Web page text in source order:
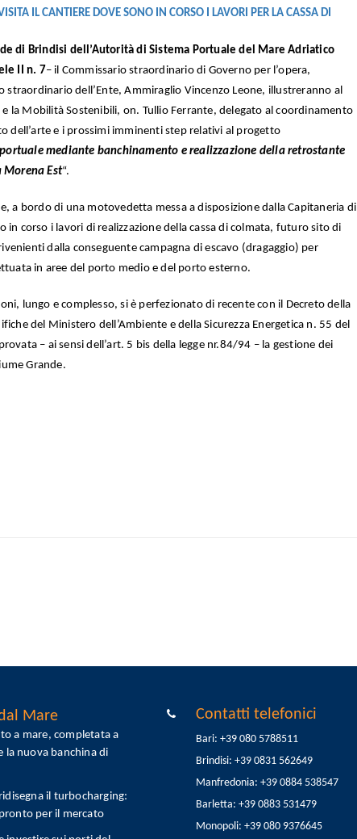
IL CANTIERE DOVE SONO IN CORSO I LAVORI PER LA CASSA DI
di Brindisi dell’Autorità di Sistema Portuale del Mare Adriatico
II n. 7– il Commissario straordinario di Governo per l’opera,
straordinario dell’Ente, Ammiraglio Vincenzo Leone, illustreranno al
la Mobilità Sostenibili, on. Tullio Ferrante, delegato al coordinamento
dell’arte e i prossimi imminenti step relativi al progetto
mediante banchinamento e realizzazione della retrostante
Est“.
a bordo di una motovedetta messa a disposizione dalla Capitaneria di
in corso i lavori di realizzazione della cassa di colmata, futuro sito di
dalla conseguente campagna di escavo (dragaggio) per
in aree del porto medio e del porto esterno.
lungo e complesso, si è perfezionato di recente con il Decreto della
del Ministero dell’Ambiente e della Sicurezza Energetica n. 55 del
– ai sensi dell’art. 5 bis della legge nr.84/94 – la gestione dei
Grande.
Mare
a mare, completata a
la nuova banchina di
il turbocharging:
per il mercato
Contatti telefonici
Bari: +39 080 5788511
Brindisi: +39 0831 562649
Manfredonia: +39 0884 538547
Barletta: +39 0883 531479
Monopoli: +39 080 9376645